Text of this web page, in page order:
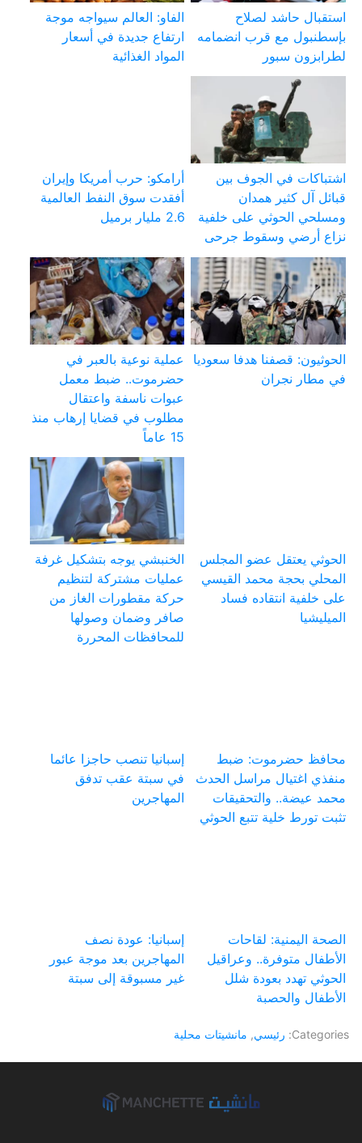
استقبال حاشد لصلاح
بإسطنبول مع قرب انضمامه
لطرابزون سبور
الفاو: العالم سيواجه موجة
ارتفاع جديدة في أسعار
المواد الغذائية
اشتباكات في الجوف بين
قبائل آل كثير همدان
ومسلحي الحوثي على خلفية
نزاع أرضي وسقوط جرحى
أرامكو: حرب أمريكا وإيران
أفقدت سوق النفط العالمية
2.6 مليار برميل
الحوثيون: قصفنا هدفا سعوديا
في مطار نجران
عملية نوعية بالعبر في
حضرموت.. ضبط معمل
عبوات ناسفة واعتقال
مطلوب في قضايا إرهاب منذ
15 عاماً
الحوثي يعتقل عضو المجلس
المحلي بحجة محمد القيسي
على خلفية انتقاده فساد
الميليشيا
الخنبشي يوجه بتشكيل غرفة
عمليات مشتركة لتنظيم
حركة مقطورات الغاز من
صافر وضمان وصولها
للمحافظات المحررة
محافظ حضرموت: ضبط
منفذي اغتيال مراسل الحدث
محمد عيضة.. والتحقيقات
تثبت تورط خلية تتبع الحوثي
إسبانيا تنصب حاجزا عائما
في سبتة عقب تدفق
المهاجرين
الصحة اليمنية: لقاحات
الأطفال متوفرة.. وعراقيل
الحوثي تهدد بعودة شلل
الأطفال والحصبة
إسبانيا: عودة نصف
المهاجرين بعد موجة عبور
غير مسبوقة إلى سبتة
Categories: رئيسي, مانشيتات محلية